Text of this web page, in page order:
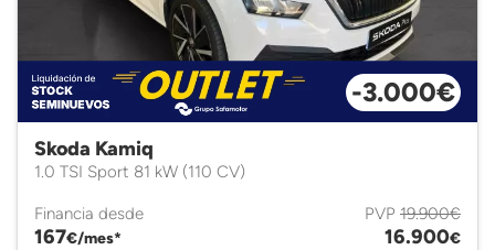
-3.000€
Skoda Kamiq
1.0 TSI Sport 81 kW (110 CV)
Financia desde
167€/mes*
PVP 19.900€
16.900€